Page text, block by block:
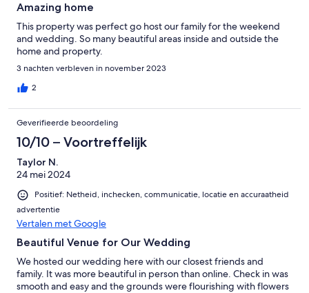
Amazing home
This property was perfect go host our family for the weekend
and wedding. So many beautiful areas inside and outside the
home and property.
3 nachten verbleven in november 2023
2
Geverifieerde beoordeling
10/10 – Voortreffelijk
Taylor N.
24 mei 2024
Positief: Netheid, inchecken, communicatie, locatie en accuraatheid
advertentie
Vertalen met Google
Beautiful Venue for Our Wedding
We hosted our wedding here with our closest friends and
family. It was more beautiful in person than online. Check in was
smooth and easy and the grounds were flourishing with flowers